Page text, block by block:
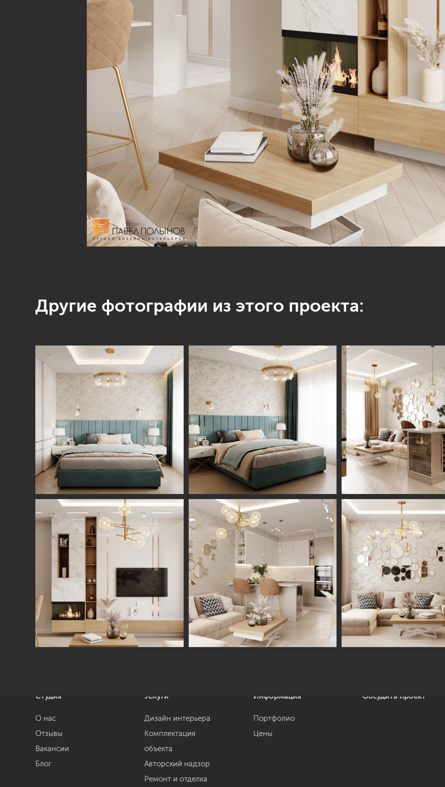
Другие фотографии из этого проекта:
Студия
О нас
Отзывы
Вакансии
Блог
Услуги
Дизайн интерьера
Комплектация
объекта
Авторский надзор
Ремонт и отделка
Информация
Портфолио
Цены
Обсудить проект